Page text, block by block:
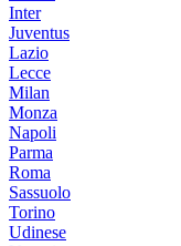
Inter
Juventus
Lazio
Lecce
Milan
Monza
Napoli
Parma
Roma
Sassuolo
Torino
Udinese